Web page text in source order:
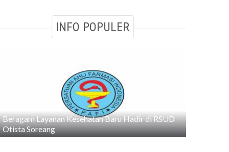
INFO POPULER
Beragam Layanan Kesehatan Baru Hadir di RSUD
Otista Soreang